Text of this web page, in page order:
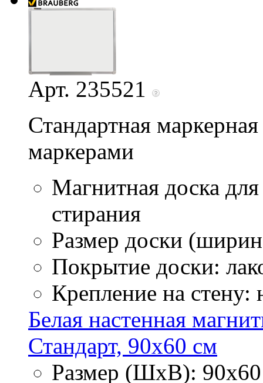
Арт. 235521
Стандартная
маркерами
Магнитная доска
стирания
Размер доски
Покрытие доски:
Крепление на стену:
Белая настенная
Стандарт, 90х60 см
Размер (ШхВ):